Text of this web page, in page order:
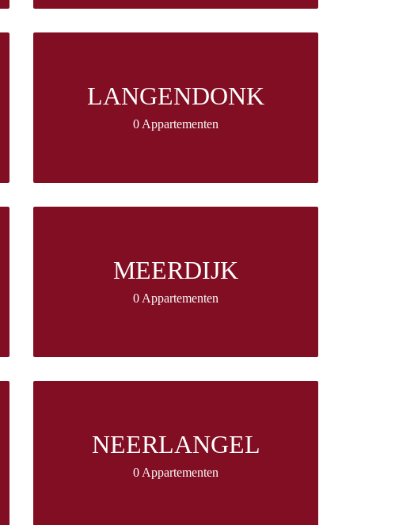
LANGENDONK
0 Appartementen
MEERDIJK
0 Appartementen
NEERLANGEL
0 Appartementen